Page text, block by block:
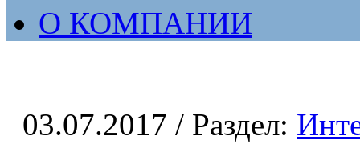
О КОМПАНИИ
03.07.2017 / Раздел: